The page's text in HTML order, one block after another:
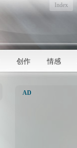
Index
创作 情感
AD